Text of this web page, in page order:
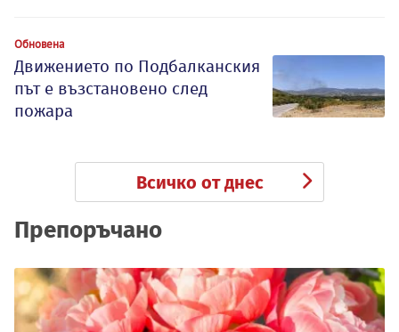
Обновена
Движението по Подбалканския
път е възстановено след
пожара
Всичко от днес
Препоръчано